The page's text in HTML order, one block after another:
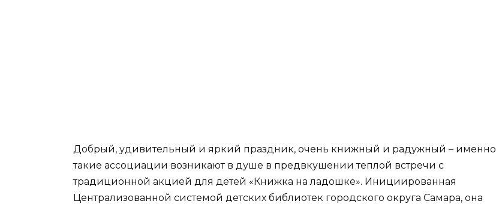
Добрый, удивительный и яркий праздник, очень книжный и радужный – именно
такие ассоциации возникают в душе в предвкушении теплой встречи с
традиционной акцией для детей «Книжка на ладошке». Инициированная
Централизованной системой детских библиотек городского округа Самара, она